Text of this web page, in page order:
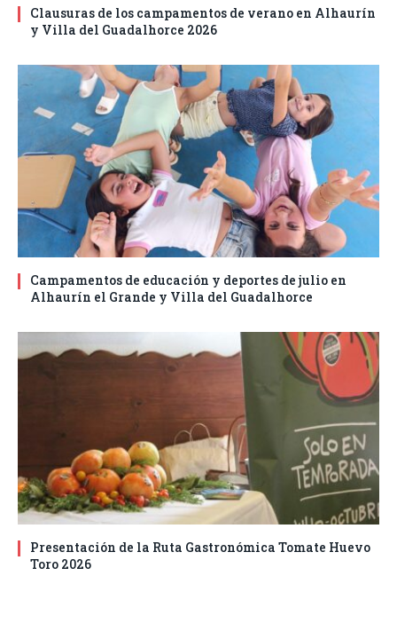
Clausuras de los campamentos de verano en Alhaurín
y Villa del Guadalhorce 2026
Campamentos de educación y deportes de julio en
Alhaurín el Grande y Villa del Guadalhorce
Presentación de la Ruta Gastronómica Tomate Huevo
Toro 2026